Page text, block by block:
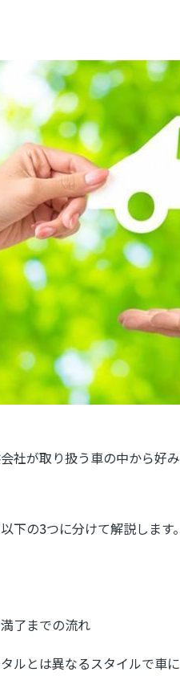
社が取り扱う車の中から好
下の3つに分けて解説します。
了までの流れ
ルとは異なるスタイルで車